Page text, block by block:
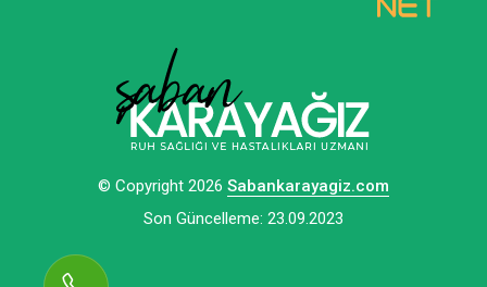
© Copyright 2026 Sabankarayagiz.com
Son Güncelleme: 23.09.2023